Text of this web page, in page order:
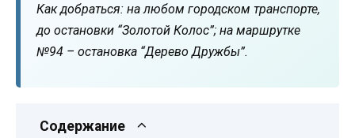
Как добраться: на любом городском транспорте,
до остановки “Золотой Колос”; на маршрутке
№94 – остановка “Дерево Дружбы”.
Содержание